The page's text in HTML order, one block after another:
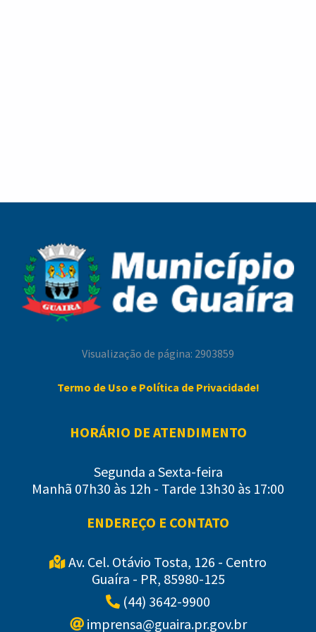
Visualização de página: 2903859
Termo de Uso e Política de Privacidade!
HORÁRIO DE ATENDIMENTO
Segunda a Sexta-feira
Manhã 07h30 às 12h - Tarde 13h30 às 17:00
ENDEREÇO E CONTATO
Av. Cel. Otávio Tosta, 126 - Centro
Guaíra - PR, 85980-125
(44) 3642-9900
imprensa@guaira.pr.gov.br